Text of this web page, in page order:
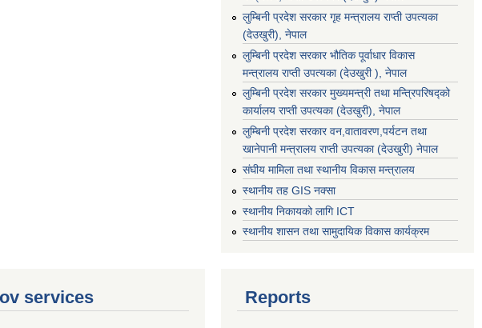
लुम्बिनी प्रदेश सरकार गृह मन्त्रालय राप्ती उपत्यका
(देउखुरी), नेपाल
लुम्बिनी प्रदेश सरकार भौतिक पूर्वाधार विकास
मन्त्रालय राप्ती उपत्यका (देउखुरी ), नेपाल
लुम्बिनी प्रदेश सरकार मुख्यमन्त्री तथा मन्त्रिपरिषद्को
कार्यालय राप्ती उपत्यका (देउखुरी), नेपाल
लुम्बिनी प्रदेश सरकार वन,वातावरण,पर्यटन तथा
खानेपानी मन्त्रालय राप्ती उपत्यका (देउखुरी) नेपाल
संघीय मामिला तथा स्थानीय विकास मन्त्रालय
स्थानीय तह GIS नक्सा
स्थानीय निकायको लागि ICT
स्थानीय शासन तथा सामुदायिक विकास कार्यक्रम
services Reports